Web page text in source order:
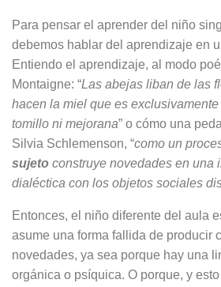
Para pensar el aprender del niño
debemos hablar del aprendizaje en
Entiendo el aprendizaje, al modo
Montaigne: “Las abejas liban de las
hacen la miel que es
tomillo ni mejorana” o cómo una
Silvia Schlemenson, “como un
sujeto construye novedades en una
dialéctica con los objetos sociales
Entonces, el niño diferente del aula
asume una forma fallida de producir
novedades, ya sea porque hay una
orgánica o psíquica. O porque, y